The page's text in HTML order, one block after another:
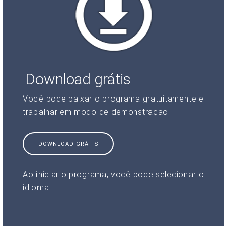
Download grátis
Você pode baixar o programa gratuitamente e
trabalhar em modo de demonstração
DOWNLOAD GRÁTIS
Ao iniciar o programa, você pode selecionar o
idioma.